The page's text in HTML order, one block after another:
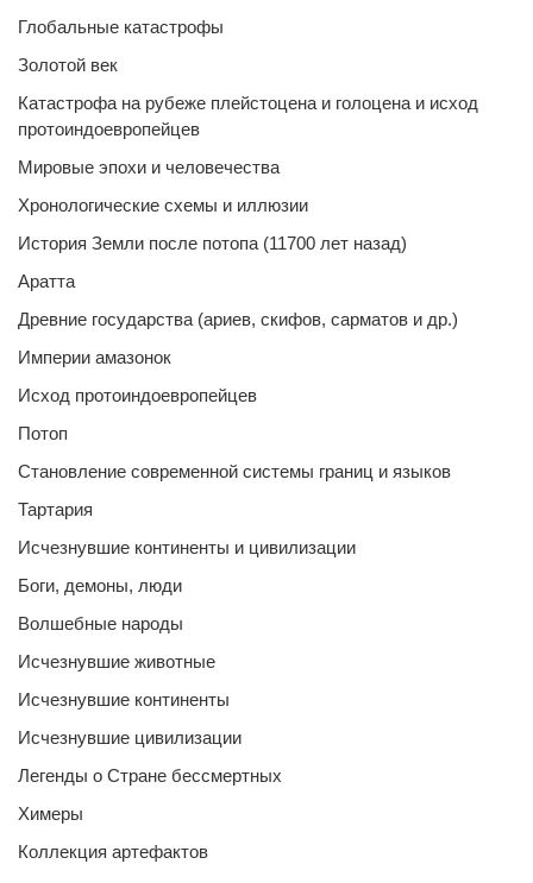
Глобальные катастрофы
Золотой век
Катастрофа на рубеже плейстоцена и голоцена и исход
протоиндоевропейцев
Мировые эпохи и человечества
Хронологические схемы и иллюзии
История Земли после потопа (11700 лет назад)
Аратта
Древние государства (ариев, скифов, сарматов и др.)
Империи амазонок
Исход протоиндоевропейцев
Потоп
Становление современной системы границ и языков
Тартария
Исчезнувшие континенты и цивилизации
Боги, демоны, люди
Волшебные народы
Исчезнувшие животные
Исчезнувшие континенты
Исчезнувшие цивилизации
Легенды о Стране бессмертных
Химеры
Коллекция артефактов